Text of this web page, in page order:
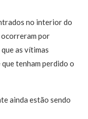
no interior do
por
as vítimas
tenham perdido o
ainda estão sendo